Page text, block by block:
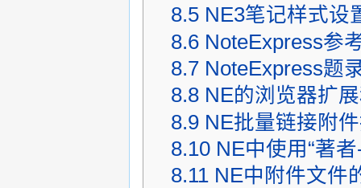
8.5 NE3笔记样式设
8.6 NoteExpress参
8.7 NoteExpress题
8.8 NE的浏览器扩
8.9 NE批量链接附
8.10 NE中使用“著
8.11 NE中附件文件